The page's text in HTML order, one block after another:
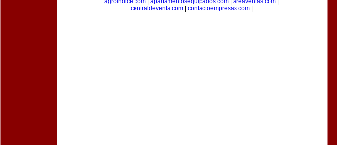
agroindice.com
apartamentosequipados.com areaventas.com
centraldeventa.com
contactoempresas.com